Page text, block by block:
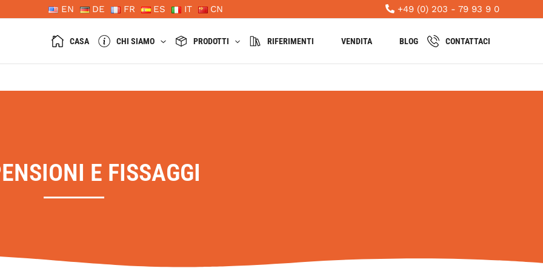
EN DE FR ES IT CN +49 (0) 203 - 79 93 9 0
CASA CHI SIAMO PRODOTTI RIFERIMENTI VENDITA BLOG CONTATTACI
E FISSAGGI